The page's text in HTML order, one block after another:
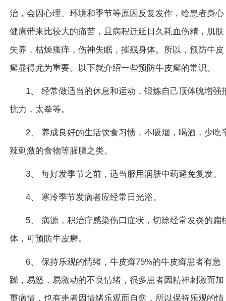
治，会因心理、环境和季节等原因反复发作，给患者身心
健康带来比较大的痛苦，且病程迁延日久耗血伤精，肌肤
失养，枯燥瘙痒，伤神失眠，摧残身体。所以，预防牛皮
癣显得尤为重要。以下就介绍一些预防牛皮癣的常识。
1、 经常做适当的休息和运动，锻炼自己顶体魄增强
抗力，太拳等。
2、 养成良好的生活饮食习惯，不吸烟，喝酒，少吃
辣刺激的食物等腥膻之类。
3、 每好发季节之前，适当服用润肤中药避免复发。
4、 寒冷季节发病者应经常日光浴。
5、 病源，积治疗感染伤口症状，切除经常发炎的扁
体，可预防牛皮癣。
6、 保持乐观的情绪，牛皮癣75%的牛皮癣患者有急
躁，易怒，易激动的不良情绪，很多患者因精神刺激而加
重病情，也有患者因情绪乐观而自愈，所以保持乐观的情